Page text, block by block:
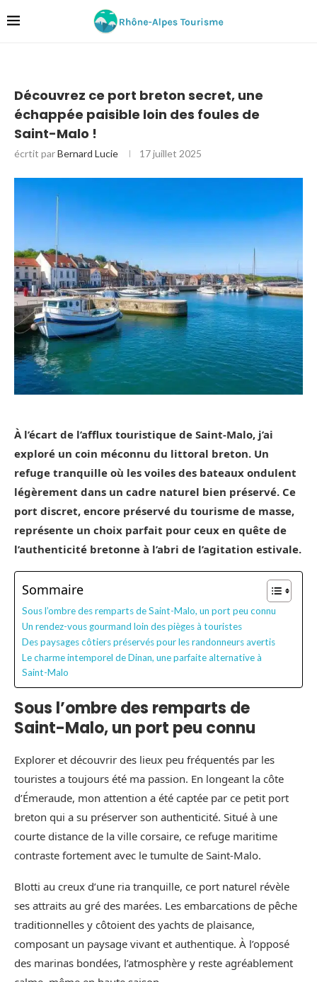
Découvrez ce port breton secret, une
échappée paisible loin des foules de
Saint-Malo !
écrtit parBernard Lucie 17 juillet 2025
À l’écart de l’afflux touristique de Saint-Malo, j’ai
exploré un coin méconnu du littoral breton. Un
refuge tranquille où les voiles des bateaux ondulent
légèrement dans un cadre naturel bien préservé. Ce
port discret, encore préservé du tourisme de masse,
représente un choix parfait pour ceux en quête de
l’authenticité bretonne à l’abri de l’agitation estivale.
Sommaire
Sous l’ombre des remparts de Saint-Malo, un port peu connu
Un rendez-vous gourmand loin des pièges à touristes
Des paysages côtiers préservés pour les randonneurs avertis
Le charme intemporel de Dinan, une parfaite alternative à
Saint-Malo
Sous l’ombre des remparts de
Saint-Malo, un port peu connu
Explorer et découvrir des lieux peu fréquentés par les
touristes a toujours été ma passion. En longeant la côte
d’Émeraude, mon attention a été captée par ce petit port
breton qui a su préserver son authenticité. Situé à une
courte distance de la ville corsaire, ce refuge maritime
contraste fortement avec le tumulte de Saint-Malo.
Blotti au creux d’une ria tranquille, ce port naturel révèle
ses attraits au gré des marées. Les embarcations de pêche
traditionnelles y côtoient des yachts de plaisance,
composant un paysage vivant et authentique. À l’opposé
des marinas bondées, l’atmosphère y reste agréablement